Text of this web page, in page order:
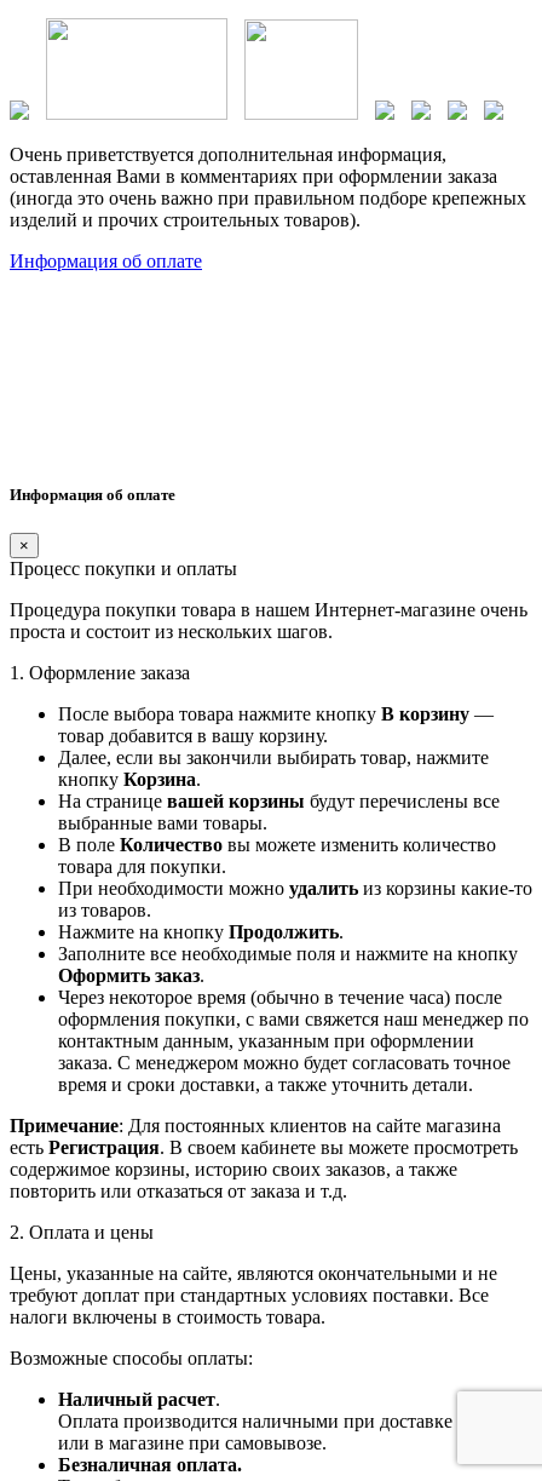
Очень приветствуется дополнительная информация,
оставленная Вами в комментариях при оформлении заказа
(иногда это очень важно при правильном подборе крепежных
изделий и прочих строительных товаров).
Информация об оплате
Информация об оплате
×
Процесс покупки и оплаты
Процедура покупки товара в нашем Интернет-магазине очень
проста и состоит из нескольких шагов.
1. Оформление заказа
После выбора товара нажмите кнопку В корзину —
товар добавится в вашу корзину.
Далее, если вы закончили выбирать товар, нажмите
кнопку Корзина.
На странице вашей корзины будут перечислены все
выбранные вами товары.
В поле Количество вы можете изменить количество
товара для покупки.
При необходимости можно удалить из корзины какие-то
из товаров.
Нажмите на кнопку Продолжить.
Заполните все необходимые поля и нажмите на кнопку
Оформить заказ.
Через некоторое время (обычно в течение часа) после
оформления покупки, с вами свяжется наш менеджер по
контактным данным, указанным при оформлении
заказа. С менеджером можно будет согласовать точное
время и сроки доставки, а также уточнить детали.
Примечание: Для постоянных клиентов на сайте магазина
есть Регистрация. В своем кабинете вы можете просмотреть
содержимое корзины, историю своих заказов, а также
повторить или отказаться от заказа и т.д.
2. Оплата и цены
Цены, указанные на сайте, являются окончательными и не
требуют доплат при стандартных условиях поставки. Все
налоги включены в стоимость товара.
Возможные способы оплаты:
Наличный расчет.
Оплата производится наличными при доставке товара
или в магазине при самовывозе.
Безналичная оплата.